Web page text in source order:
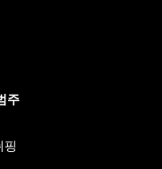
주
핑